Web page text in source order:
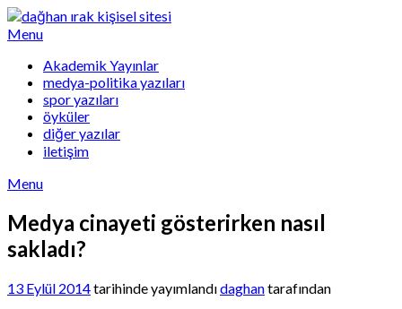
Skip
to
Menu
Akademik Yayınlar
medya-politika yazıları
spor yazıları
öyküler
diğer yazılar
iletişim
Menu
Medya cinayeti gösterirken nasıl
sakladı?
13 Eylül 2014tarihinde yayımlandıdaghantarafından